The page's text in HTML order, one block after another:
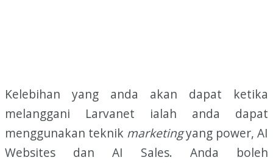
Kelebihan yang anda akan dapat ketika
melanggani Larvanet ialah anda dapat
menggunakan teknik marketingyang power, AI
Websites dan AI Sales. Anda boleh